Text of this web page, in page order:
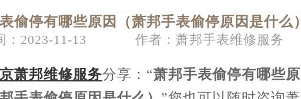
偷停有哪些原因（萧邦手表偷停原因是什么）
：2023-11-13 作者：萧邦手表维修服务
萧邦维修服务分享：“萧邦手表偷停有哪些原